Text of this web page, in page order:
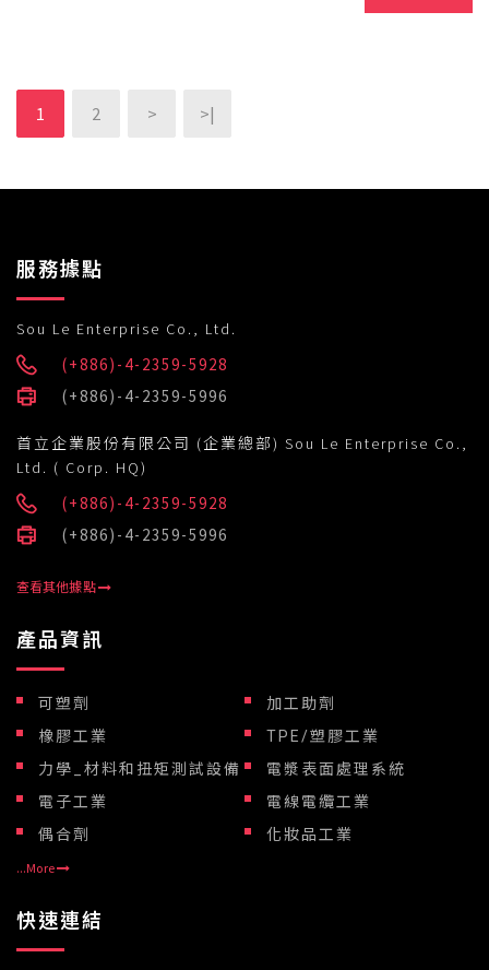
1 2 > >|
服務據點
Sou Le Enterprise Co., Ltd.
(+886)-4-2359-5928
(+886)-4-2359-5996
首立企業股份有限公司 (企業總部) Sou Le Enterprise Co.,
Ltd. ( Corp. HQ)
(+886)-4-2359-5928
(+886)-4-2359-5996
查看其他據點
產品資訊
可塑劑
加工助劑
橡膠工業
TPE/塑膠工業
力學_材料和扭矩測試設備
電漿表面處理系統
電子工業
電線電纜工業
偶合劑
化妝品工業
...More
快速連結